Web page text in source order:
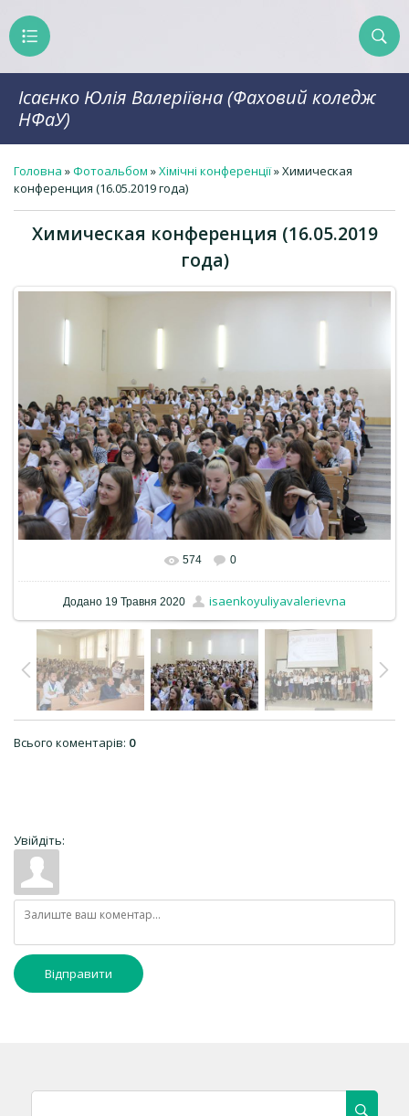
Ісаєнко Юлія Валеріївна (Фаховий коледж
НФаУ)
Головна »Фотоальбом »Хімічні конференції» Химическая
конференция (16.05.2019 года)
Химическая конференция (16.05.2019
года)
574 0
Додано 19 Травня 2020 isaenkoyuliyavalerievna
Всього коментарів: 0
Увійдіть:
Відправити